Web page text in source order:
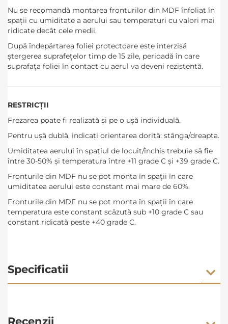
Nu se recomandă montarea fronturilor din MDF înfoliat în
spații cu umiditate a aerului sau temperaturi cu valori mai
ridicate decât cele medii.
După îndepărtarea foliei protectoare este interzisă
ștergerea suprafețelor timp de 15 zile, perioadă în care
suprafața foliei în contact cu aerul va deveni rezistentă.
RESTRICȚII
Frezarea poate fi realizată și pe o ușă individuală.
Pentru ușă dublă, indicați orientarea dorită: stânga/dreapta.
Umiditatea aerului în spațiul de locuit/închis trebuie să fie
între 30-50% și temperatura între +11 grade C și +39 grade C.
Fronturile din MDF nu se pot monta în spații în care
umiditatea aerului este constant mai mare de 60%.
Fronturile din MDF nu se pot monta în spații în care
temperatura este constant scăzută sub +10 grade C sau
constant ridicată peste +40 grade C.
Specificatii
Recenzii